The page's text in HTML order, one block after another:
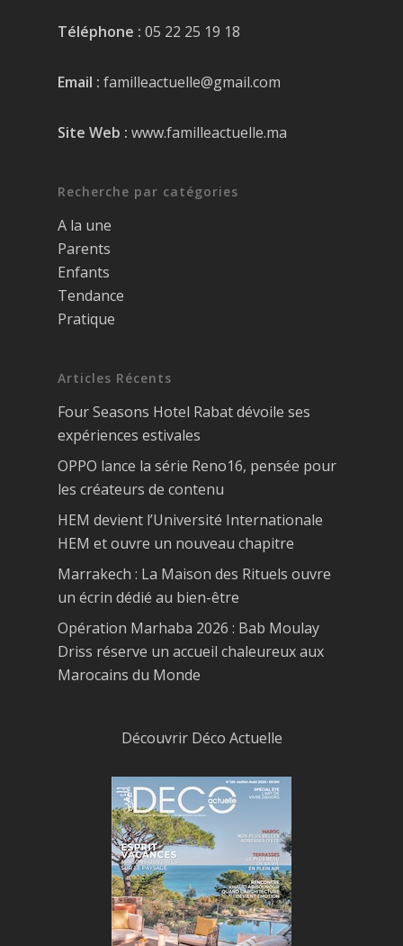
Téléphone : 05 22 25 19 18
Email : familleactuelle@gmail.com
Site Web : www.familleactuelle.ma
Recherche par catégories
A la une
Parents
Enfants
Tendance
Pratique
Articles Récents
Four Seasons Hotel Rabat dévoile ses
expériences estivales
OPPO lance la série Reno16, pensée pour
les créateurs de contenu
HEM devient l’Université Internationale
HEM et ouvre un nouveau chapitre
Marrakech : La Maison des Rituels ouvre
un écrin dédié au bien-être
Opération Marhaba 2026 : Bab Moulay
Driss réserve un accueil chaleureux aux
Marocains du Monde
Découvrir Déco Actuelle